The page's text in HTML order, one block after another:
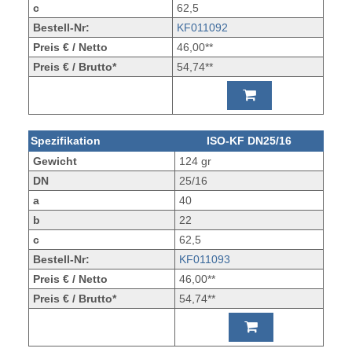
c
62,5
Bestell-Nr:
KF011092
Preis € / Netto
46,00**
Preis € / Brutto*
54,74**
Spezifikation
ISO-KF DN25/16
Gewicht
124 gr
DN
25/16
a
40
b
22
c
62,5
Bestell-Nr:
KF011093
Preis € / Netto
46,00**
Preis € / Brutto*
54,74**